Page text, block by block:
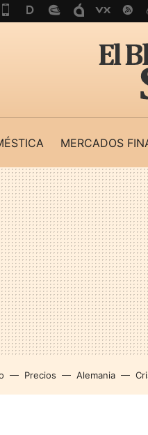
MERCADOS
Precios Alemania